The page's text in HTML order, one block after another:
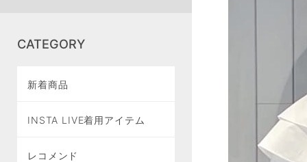
CATEGORY
新着商品
INSTA LIVE着用アイテム
レコメンド